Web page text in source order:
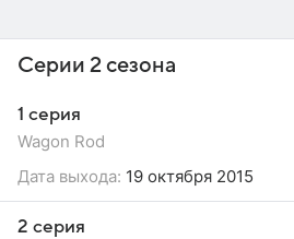
Серии 2 сезона
1 серия
Wagon Rod
Дата выхода: 19 октября 2015
2 серия